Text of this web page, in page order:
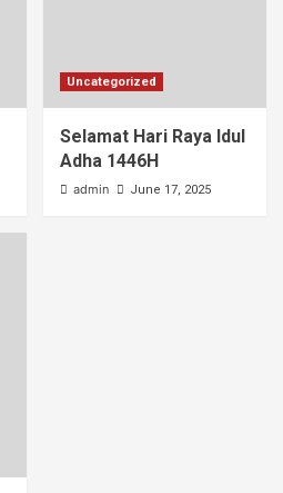
Uncategorized
Selamat Hari Raya Idul
Adha 1446H
admin June 17, 2025